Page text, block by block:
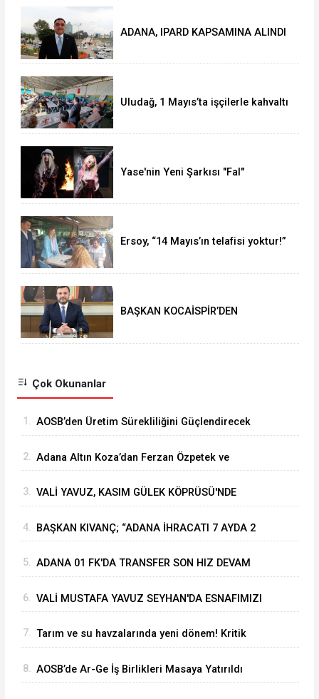
ADANA, IPARD KAPSAMINA ALINDI
Uludağ, 1 Mayıs’ta işçilerle kahvaltı
Yase'nin Yeni Şarkısı "Fal"
Ersoy, “14 Mayıs’ın telafisi yoktur!”
BAŞKAN KOCAİSPİR’DEN
Çok Okunanlar
1. ⁠AOSB’den Üretim Sürekliliğini Güçlendirecek
2. Adana Altın Koza’dan Ferzan Özpetek ve
3. VALİ YAVUZ, KASIM GÜLEK KÖPRÜSÜ'NDE
4. BAŞKAN KIVANÇ; “ADANA İHRACATI 7 AYDA 2
5. ADANA 01 FK'DA TRANSFER SON HIZ DEVAM
6. VALİ MUSTAFA YAVUZ SEYHAN'DA ESNAFIMIZI
7. Tarım ve su havzalarında yeni dönem! Kritik
8. AOSB’de Ar-Ge İş Birlikleri Masaya Yatırıldı